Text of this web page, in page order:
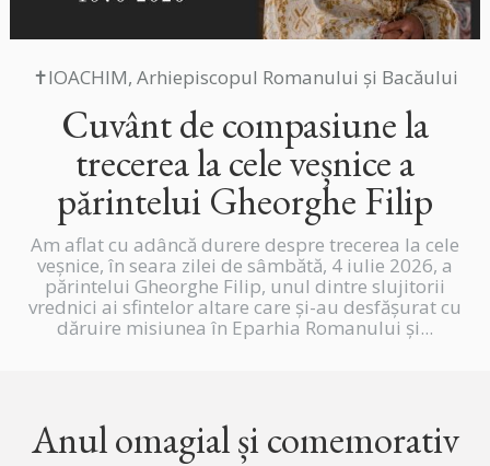
✝IOACHIM, Arhiepiscopul Romanului și Bacăului
Cuvânt de compasiune la
trecerea la cele veșnice a
părintelui Gheorghe Filip
Am aflat cu adâncă durere despre trecerea la cele
veșnice, în seara zilei de sâmbătă, 4 iulie 2026, a
părintelui Gheorghe Filip, unul dintre slujitorii
vrednici ai sfintelor altare care și-au desfășurat cu
dăruire misiunea în Eparhia Romanului și...
Anul omagial și comemorativ